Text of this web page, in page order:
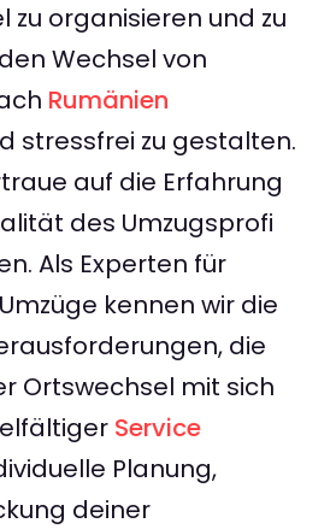
zu organisieren und zu
Wechsel von
Rumänien
stressfrei zu gestalten.
auf die Erfahrung
des Umzugsprofi
Als Experten für
kennen wir die
die
Ortswechsel mit sich
Service
Planung,
deiner